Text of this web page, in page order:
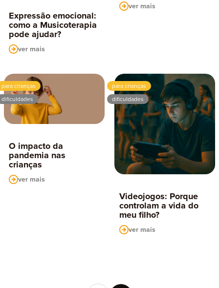
Expressão emocional:
como a Musicoterapia
pode ajudar?
ver mais
ver mais
para crianças
dificuldades
O impacto da
pandemia nas
crianças
ver mais
para crianças
dificuldades
Videojogos: Porque
controlam a vida do
meu filho?
ver mais